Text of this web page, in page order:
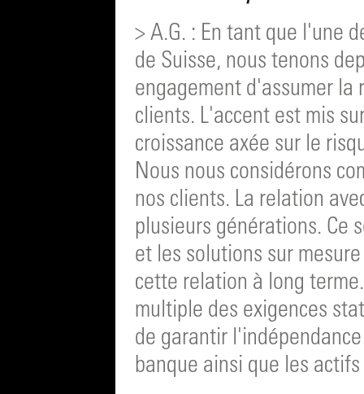
> A.G. : En tant que l'une
de Suisse, nous tenons
engagement d'assumer la
clients. L'accent est mis
croissance axée sur le
Nous nous considérons
nos clients. La relation
plusieurs générations. Ce
et les solutions sur
cette relation à long
multiple des exigences
de garantir
banque ainsi que les